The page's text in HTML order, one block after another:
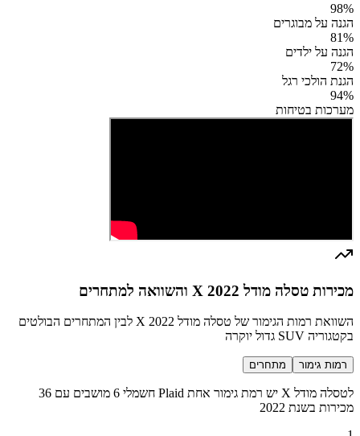
98%
הגנה על מבוגרים
81%
הגנה על ילדים
72%
הגנת הולכי רגל
94%
מערכות בטיחות
מכירות טסלה מודל X 2022 והשוואה למתחרים
השוואת רמות הגימור של טסלה מודל X 2022 לבין המתחרים הבולטים
בקטגוריה SUV גדול יוקרה
רמות גימור מתחרים
לטסלה מודל X יש רמת גימור אחת Plaid חשמלי 6 מושבים עם 36
מכירות בשנת 2022